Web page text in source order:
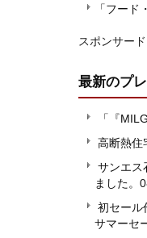
「フー
スポンサー
最新のプ
「『
高断熱住
サンエス
ました。
初セール
サマーセ